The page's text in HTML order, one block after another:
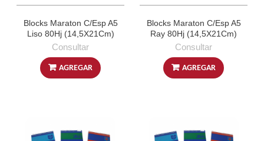
Blocks Maraton C/Esp A5
Liso 80Hj (14,5X21Cm)
Consultar
AGREGAR
Blocks Maraton C/Esp A5
Ray 80Hj (14,5X21Cm)
Consultar
AGREGAR